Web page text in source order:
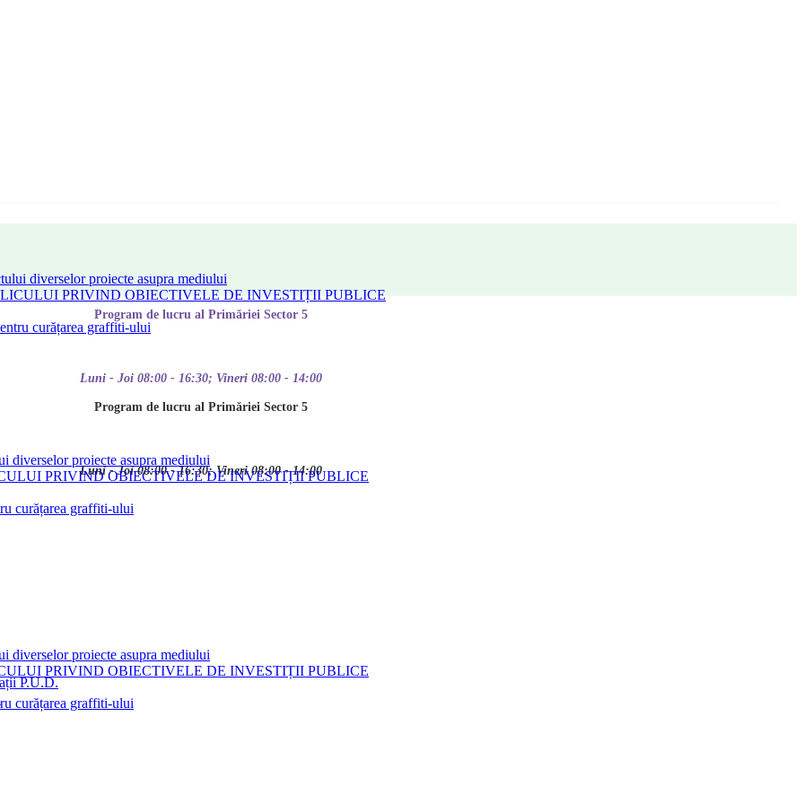
diverselor proiecte asupra mediului
PRIVIND OBIECTIVELE DE INVESTIȚII PUBLICE
curățarea graffiti-ului
P.U.D.
Program de lucru al Primăriei Sector 5
Luni - Joi 08:00 - 16:30; Vineri 08:00 - 14:00
Program de lucru al Primăriei Sector 5
Luni - Joi 08:00 - 16:30; Vineri 08:00 - 14:00
diverselor proiecte asupra mediului
PRIVIND OBIECTIVELE DE INVESTIȚII PUBLICE
curățarea graffiti-ului
diverselor proiecte asupra mediului
PRIVIND OBIECTIVELE DE INVESTIȚII PUBLICE
curățarea graffiti-ului